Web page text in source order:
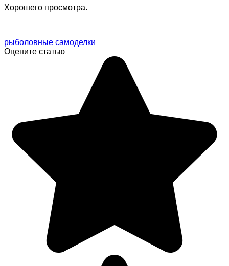
Хорошего просмотра.
рыболовные самоделки
Оцените статью